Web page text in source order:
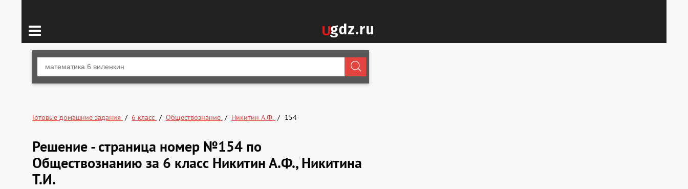
Готовые домашние задания 6 класс Обществознание Никитин А.Ф. 154
Решение - страница номер №154 по
Обществознанию за 6 класс Никитин А.Ф., Никитина
Т.И.